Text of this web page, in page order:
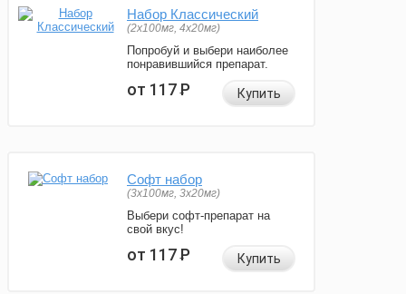
Набор Классический
(2x100мг, 4x20мг)
Попробуй и выбери наиболее
понравившийся препарат.
от 117Р Купить
Софт набор
(3x100мг, 3x20мг)
Выбери софт-препарат на
свой вкус!
от 117Р Купить